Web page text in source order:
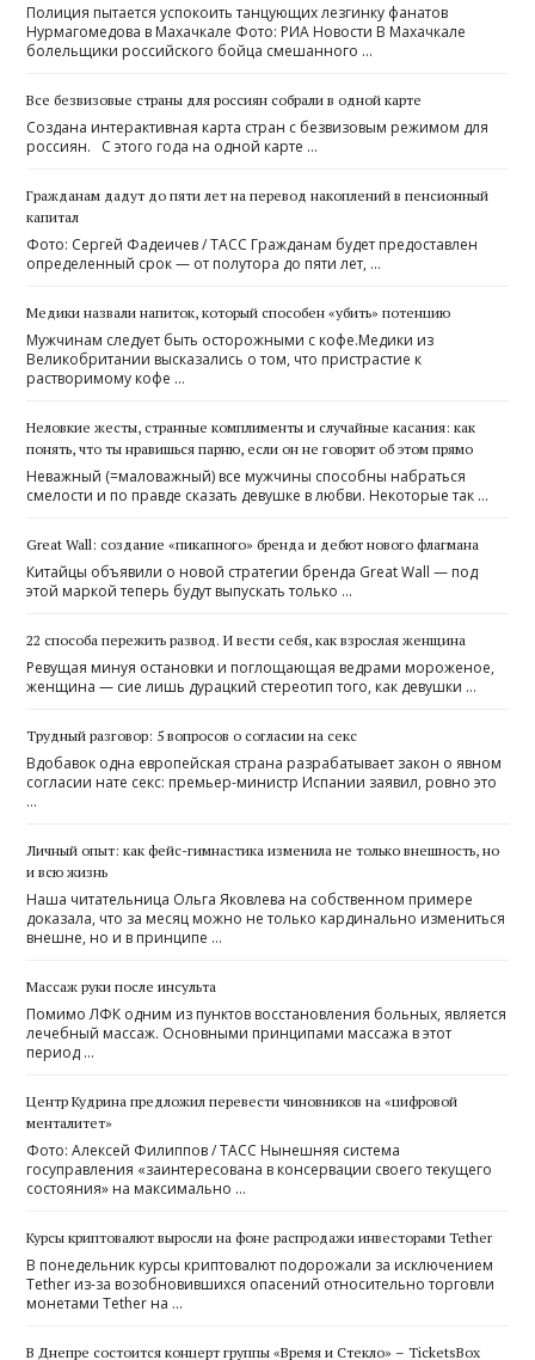
Полиция пытается успокоить танцующих лезгинку фанатов
Нурмагомедова в Махачкале Фото: РИА Новости В Махачкале
болельщики российского бойца смешанного …
Все безвизовые страны для россиян собрали в одной карте
Создана интерактивная карта стран с безвизовым режимом для
россиян. С этого года на одной карте …
Гражданам дадут до пяти лет на перевод накоплений в пенсионный
капитал
Фото: Сергей Фадеичев / ТАСС Гражданам будет предоставлен
определенный срок — от полутора до пяти лет, …
Медики назвали напиток, который способен «убить» потенцию
Мужчинам следует быть осторожными с кофе.Медики из
Великобритании высказались о том, что пристрастие к
растворимому кофе …
Неловкие жесты, странные комплименты и случайные касания: как
понять, что ты нравишься парню, если он не говорит об этом прямо
Неважный (=маловажный) все мужчины способны набраться
смелости и по правде сказать девушке в любви. Некоторые так …
Great Wall: создание «пикапного» бренда и дебют нового флагмана
Китайцы объявили о новой стратегии бренда Great Wall — под
этой маркой теперь будут выпускать только …
22 способа пережить развод. И вести себя, как взрослая женщина
Ревущая минуя остановки и поглощающая ведрами мороженое,
женщина — сие лишь дурацкий стереотип того, как девушки …
Трудный разговор: 5 вопросов о согласии на секс
Вдобавок одна европейская страна разрабатывает закон о явном
согласии нате секс: премьер-министр Испании заявил, ровно это
…
Личный опыт: как фейс-гимнастика изменила не только внешность, но
и всю жизнь
Наша читательница Ольга Яковлева на собственном примере
доказала, что за месяц можно не только кардинально измениться
внешне, но и в принципе …
Массаж руки после инсульта
Помимо ЛФК одним из пунктов восстановления больных, является
лечебный массаж. Основными принципами массажа в этот
период …
Центр Кудрина предложил перевести чиновников на «цифровой
менталитет»
Фото: Алексей Филиппов / ТАСС Нынешняя система
госуправления «заинтересована в консервации своего текущего
состояния» на максимально …
Курсы криптовалют выросли на фоне распродажи инвесторами Tether
В понедельник курсы криптовалют подорожали за исключением
Tether из-за возобновившихся опасений относительно торговли
монетами Tether на …
В Днепре состоится концерт группы «Время и Стекло» – TicketsBox